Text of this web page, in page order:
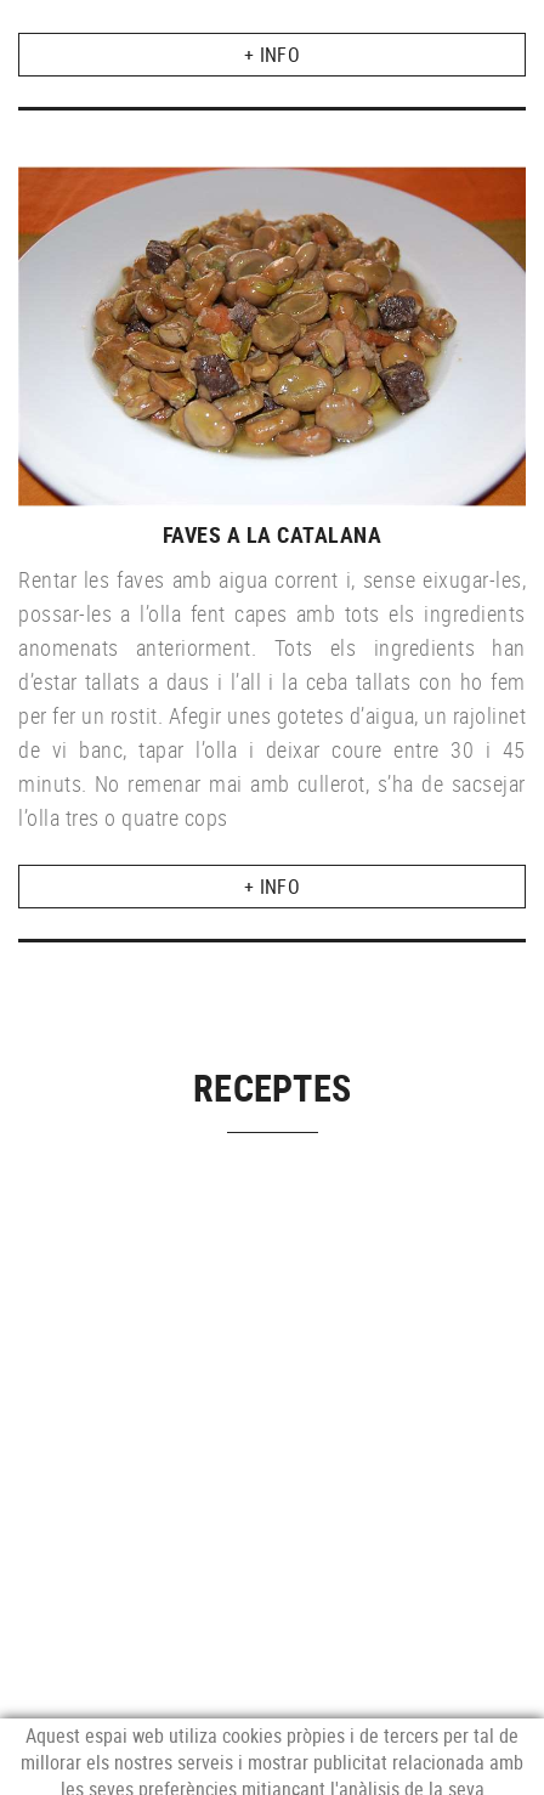
+ INFO
FAVES A LA CATALANA
Rentar les faves amb aigua corrent i, sense eixugar-les,
possar-les a l’olla fent capes amb tots els ingredients
anomenats anteriorment. Tots els ingredients han
d’estar tallats a daus i l’all i la ceba tallats con ho fem
per fer un rostit. Afegir unes gotetes d’aigua, un rajolinet
de vi banc, tapar l’olla i deixar coure entre 30 i 45
minuts. No remenar mai amb cullerot, s’ha de sacsejar
l’olla tres o quatre cops
+ INFO
RECEPTES
Aquest espai web utiliza cookies pròpies i de tercers per tal de
millorar els nostres serveis i mostrar publicitat relacionada amb
les seves preferències mitjançant l'anàlisis de la seva